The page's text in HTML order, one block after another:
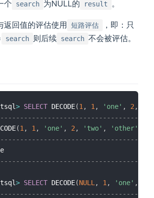
个
search 为NULL的 result 。
返回值的评估使用 短路评估
，即：只
search 则后续 search 不会被评估。
> SELECT DECODE(1 , 1 , 'one' , 2 ,
+
(1 , 1 , 'one' , 2 , 'two' , 'other'
+
+
> SELECT DECODE(NULL , 1 , 'one' ,
+